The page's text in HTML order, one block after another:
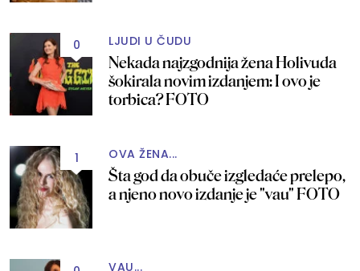
0 LJUDI U ČUDU
Nekada najzgodnija žena Holivuda
šokirala novim izdanjem: I ovo je
torbica? FOTO
1 OVA ŽENA...
Šta god da obuče izgledaće prelepo,
a njeno novo izdanje je "vau" FOTO
VAU...